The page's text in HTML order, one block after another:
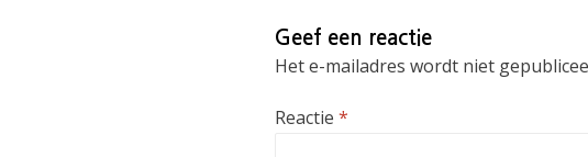
Geef een reactie
Het e-mailadres wordt niet
Reactie *